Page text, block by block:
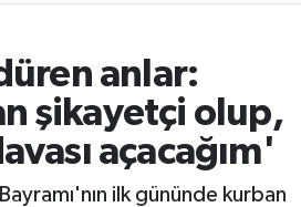
anlar:
şikayetçi olup,
açacağım'
ilk gününde kurban